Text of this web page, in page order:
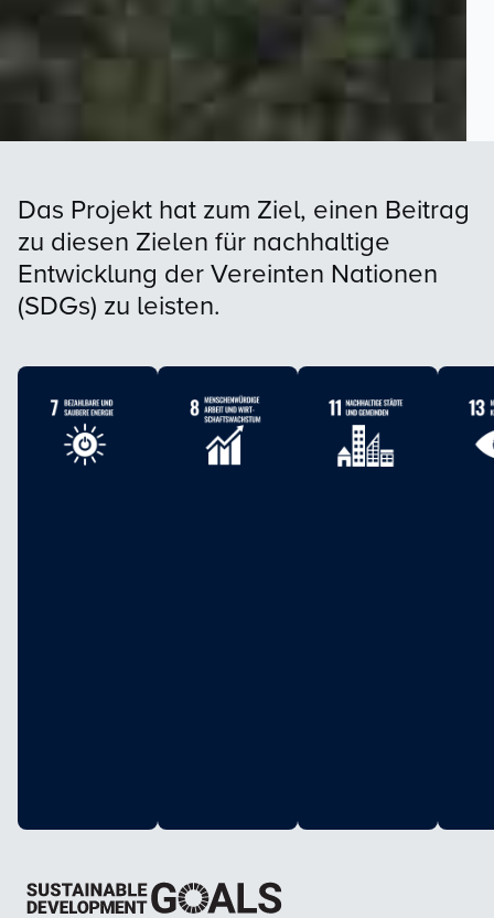
Das Projekt hat zum Ziel, einen Beitrag
zu diesen Zielen für nachhaltige
Entwicklung der Vereinten Nationen
(SDGs) zu leisten.